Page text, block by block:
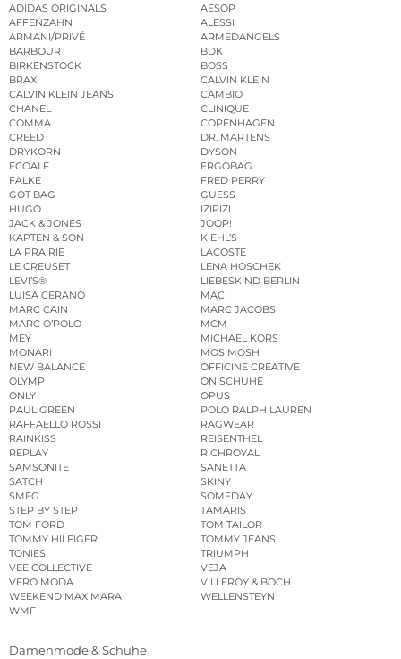
ADIDAS ORIGINALS
AESOP
AFFENZAHN
ALESSI
ARMANI/PRIVÉ
ARMEDANGELS
BARBOUR
BDK
BIRKENSTOCK
BOSS
BRAX
CALVIN KLEIN
CALVIN KLEIN JEANS
CAMBIO
CHANEL
CLINIQUE
COMMA
COPENHAGEN
CREED
DR. MARTENS
DRYKORN
DYSON
ECOALF
ERGOBAG
FALKE
FRED PERRY
GOT BAG
GUESS
HUGO
IZIPIZI
JACK & JONES
JOOP!
KAPTEN & SON
KIEHL’S
LA PRAIRIE
LACOSTE
LE CREUSET
LENA HOSCHEK
LEVI’S®
LIEBESKIND BERLIN
LUISA CERANO
MAC
MARC CAIN
MARC JACOBS
MARC O’POLO
MCM
MEY
MICHAEL KORS
MONARI
MOS MOSH
NEW BALANCE
OFFICINE CREATIVE
OLYMP
ON SCHUHE
ONLY
OPUS
PAUL GREEN
POLO RALPH LAUREN
RAFFAELLO ROSSI
RAGWEAR
RAINKISS
REISENTHEL
REPLAY
RICHROYAL
SAMSONITE
SANETTA
SATCH
SKINY
SMEG
SOMEDAY
STEP BY STEP
TAMARIS
TOM FORD
TOM TAILOR
TOMMY HILFIGER
TOMMY JEANS
TONIES
TRIUMPH
VEE COLLECTIVE
VEJA
VERO MODA
VILLEROY & BOCH
WEEKEND MAX MARA
WELLENSTEYN
WMF
Damenmode & Schuhe